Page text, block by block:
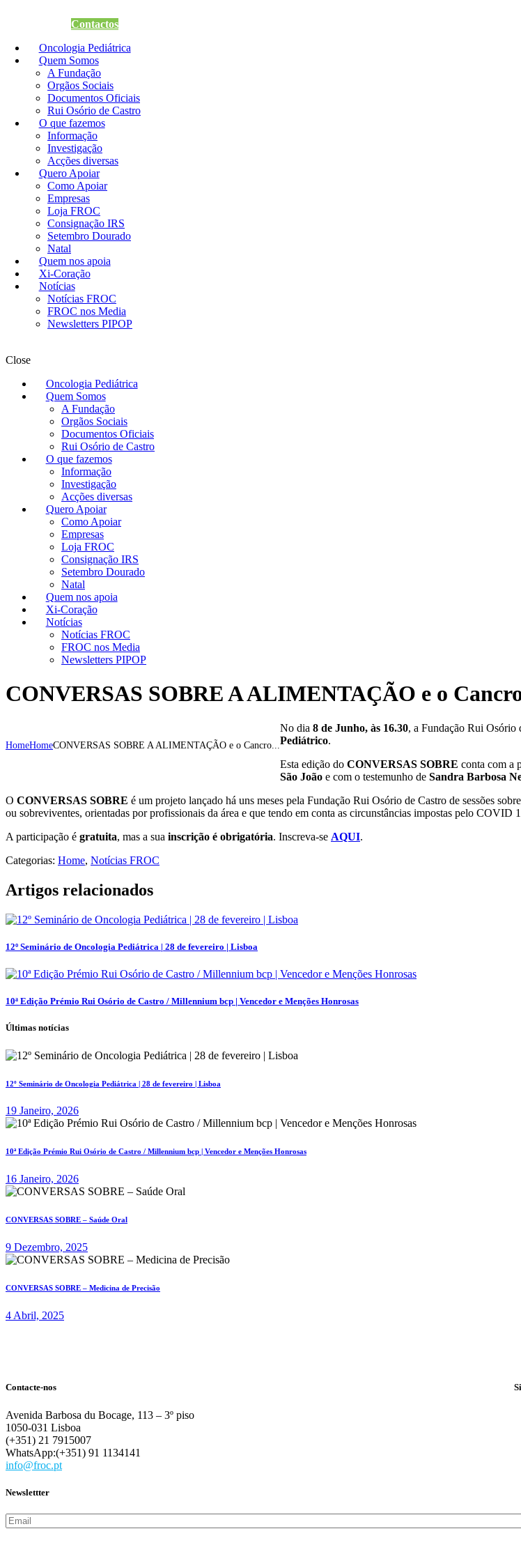
Contactos
Oncologia Pediátrica
Quem Somos
A Fundação
Orgãos Sociais
Documentos Oficiais
Rui Osório de Castro
O que fazemos
Informação
Investigação
Acções diversas
Quero Apoiar
Como Apoiar
Empresas
Loja FROC
Consignação IRS
Setembro Dourado
Natal
Quem nos apoia
Xi-Coração
Notícias
Notícias FROC
FROC nos Media
Newsletters PIPOP
Close
Oncologia Pediátrica
Quem Somos
A Fundação
Orgãos Sociais
Documentos Oficiais
Rui Osório de Castro
O que fazemos
Informação
Investigação
Acções diversas
Quero Apoiar
Como Apoiar
Empresas
Loja FROC
Consignação IRS
Setembro Dourado
Natal
Quem nos apoia
Xi-Coração
Notícias
Notícias FROC
FROC nos Media
Newsletters PIPOP
CONVERSAS SOBRE A ALIMENTAÇÃO e o
HomeHomeCONVERSAS SOBRE A ALIMENTAÇÃO e o Cancro...
No dia 8 de Junho, às 16.30, a Fundação Rui Osório
Pediátrico.
Esta edição do CONVERSAS SOBRE conta com a
São João e com o testemunho de Sandra Barbosa
O CONVERSAS SOBRE é um projeto lançado há uns meses pela Fundação Rui Osório de Castro de sessões
ou sobreviventes, orientadas por profissionais da área e que tendo em conta as circunstâncias impostas pelo COVID
A participação é gratuita, mas a sua inscrição é obrigatória. Inscreva-se AQUI.
Categorias: Home, Notícias FROC
Artigos relacionados
12º Seminário de Oncologia Pediátrica | 28 de fevereiro | Lisboa
10ª Edição Prémio Rui Osório de Castro / Millennium bcp | Vencedor e Menções Honrosas
Últimas notícias
12º Seminário de Oncologia Pediátrica | 28 de fevereiro | Lisboa
19 Janeiro, 2026
10ª Edição Prémio Rui Osório de Castro / Millennium bcp | Vencedor e Menções Honrosas
16 Janeiro, 2026
CONVERSAS SOBRE – Saúde Oral
9 Dezembro, 2025
CONVERSAS SOBRE – Medicina de Precisão
4 Abril, 2025
Contacte-nos
Avenida Barbosa du Bocage, 113 – 3º piso
1050-031 Lisboa
(+351) 21 7915007
WhatsApp:(+351) 91 1134141
info@froc.pt
Newslettter